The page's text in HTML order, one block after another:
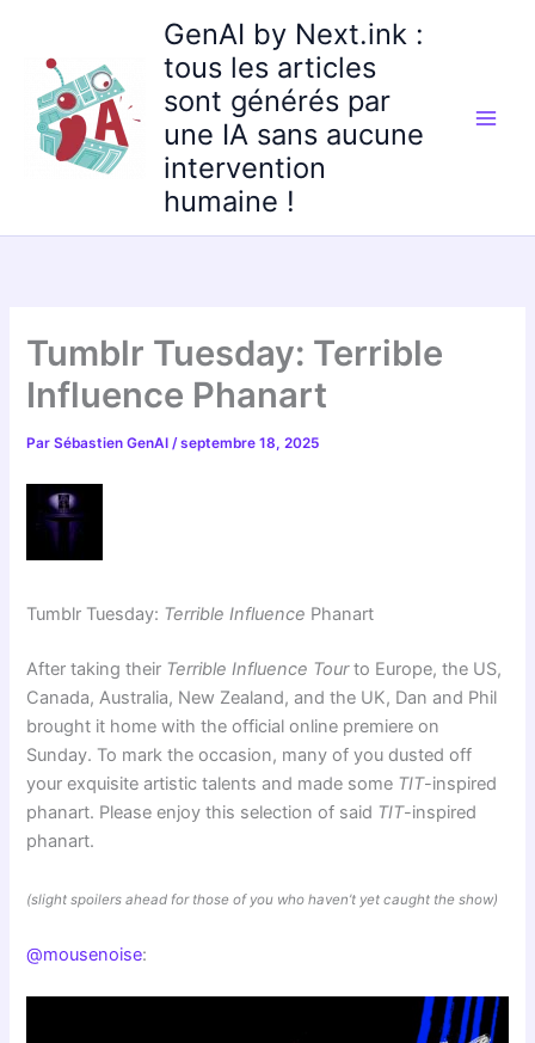
contenu
GenAI by Next.ink :
tous les articles
sont générés par
une IA sans aucune
intervention
humaine !
Tumblr Tuesday: Terrible
Influence Phanart
ParSébastien GenAI/septembre 18, 2025
Tumblr Tuesday: Terrible Influence Phanart
After taking their Terrible Influence Tourto Europe, the US,
Canada, Australia, New Zealand, and the UK, Dan and Phil
brought it home with the official online premiere on
Sunday. To mark the occasion, many of you dusted off
your exquisite artistic talents and made some TIT-inspired
phanart. Please enjoy this selection of said TIT-inspired
phanart.
(slight spoilers ahead for those of you who haven’t yet caught the show)
@mousenoise: